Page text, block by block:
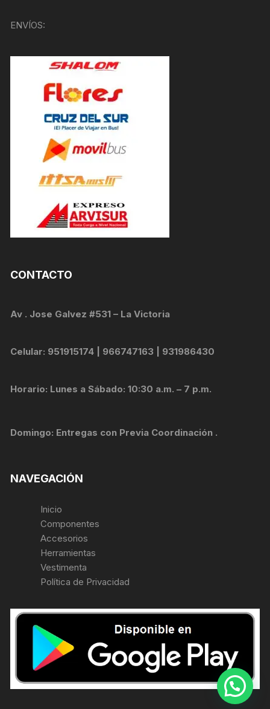
ENVÍOS:
CONTACTO
Av . Jose Galvez #531 – La Victoria
Celular: 951915174 | 966747163 | 931986430
Horario: Lunes a Sábado: 10:30 a.m. – 7 p.m.
Domingo: Entregas con Previa Coordinación .
NAVEGACIÓN
Inicio
Componentes
Accesorios
Herramientas
Vestimenta
Política de Privacidad